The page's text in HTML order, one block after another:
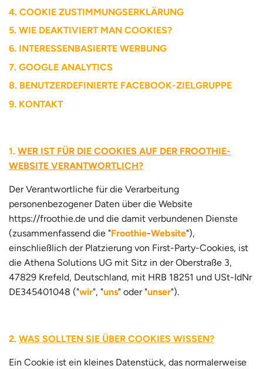
COOKIE ZUSTIMMUNGSERKLÄRUNG
WIE DEAKTIVIERT MAN COOKIES?
INTERESSENBASIERTE WERBUNG
GOOGLE ANALYTICS
BENUTZERDEFINIERTE FACEBOOK-ZIELGRUPPE
KONTAKT
WER IST FÜR DIE COOKIES AUF DER FROOTHIE-
WEBSITE VERANTWORTLICH?
Der Verantwortliche für die Verarbeitung
personenbezogener Daten über die Website
https://froothie.de und die damit verbundenen Dienste
(zusammenfassend die "Froothie-Website"),
einschließlich der Platzierung von First-Party-Cookies, ist
die Athena Solutions UG mit Sitz in der Oberstraße 3,
47829 Krefeld, Deutschland, mit HRB 18251 und USt-IdNr
DE345401048 ("wir", "uns" oder "unser").
WAS SOLLTEN SIE ÜBER COOKIES WISSEN?
Ein Cookie ist ein kleines Datenstück, das normalerweise